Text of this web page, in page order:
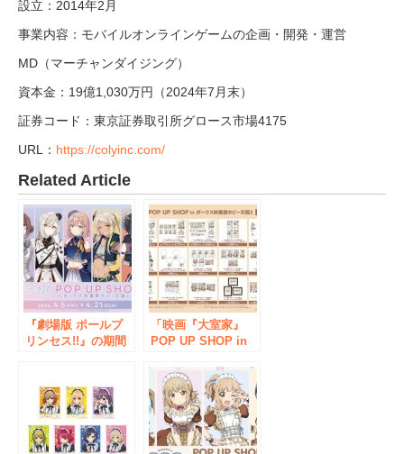
設立：2014年2月
事業内容：モバイルオンラインゲームの企画・開発・運営
MD（マーチャンダイジング）
資本金：19億1,030万円（2024年7月末）
証券コード：東京証券取引所グロース市場4175
URL： https://colyinc.com/
Related Article
『劇場版 ポールプ
リンセス!!』の期間
ビー天国2で開催！
「映画『大室家』
POP UP SHOP in
ー天国2」を9月16日
（月・祝）まで開催